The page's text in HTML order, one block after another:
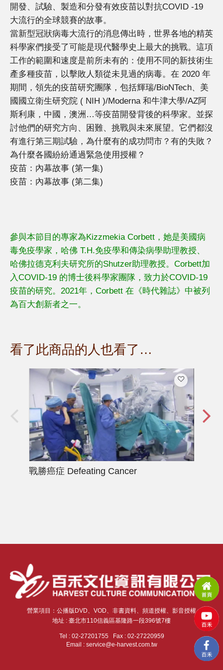
開發、試驗、製造和分發有效疫苗以對抗COVID -19
大流行的全球競賽的故事。
當新型冠狀病毒大流行的消息傳出時，世界各地的精英
科學家們接受了可能是現代醫學史上最大的挑戰。這項
工作的範圍和速度是前所未有的：使用不同的新技術生
產多種疫苗，以擊敗人類從未見過的病毒。在 2020 年
期間，領先的疫苗研究團隊，包括輝瑞/BioNTech、美
國國立衛生研究院 ( NIH )/Moderna 和牛津大學/AZ阿
斯利康，中國，澳洲…等疫苗開發背後的科學家。並探
討他們的研究方向、困難、挑戰與未來展望。它們都沒
有進行第三期試驗，為什麼有的成功問市？有的失敗？
為什麼各國紛紛通過緊急使用授權？
疫苗：內幕故事 (第一集)
疫苗：內幕故事 (第二集)
參與本節目的專家為Kizzmekia Corbett，她是美國病
毒免疫學家，哈佛 T.H.免疫學和傳染病學助理教授、
哈佛拉德克利夫研究所的Shutzer助理教授。Corbett加
入COVID-19 的博士後科學家團隊，致力於COVID-19
疫苗的研究。2021年，Corbett 在《時代雜誌》中被列
為百大創新者之一。
看了此商品的人也看了…
戰勝癌症 Defeating Cancer
營業項目：公播版DVD、VOD、非書資料、頻道授權、影音授權
地址 : 臺北市110信義區基隆路一段396號7樓
Tel : 02-27201755 Fax : 02-27220959
Email : service@e-harvest.com.tw